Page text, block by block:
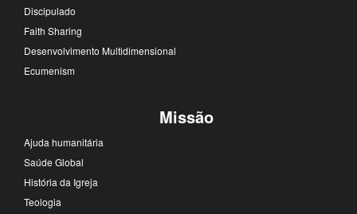
Discipulado
Faith Sharing
Desenvolvimento Multidimensional
Ecumenism
Missão
Ajuda humanitária
Saúde Global
História da Igreja
Teologia